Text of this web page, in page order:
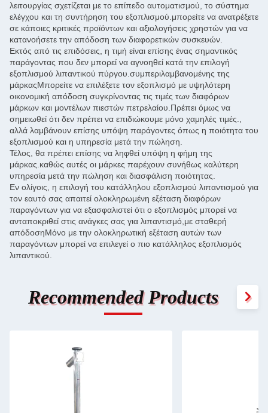
λειτουργίας σχετίζεται με το επίπεδο αυτοματισμού, το σύστημα
ελέγχου και τη συντήρηση του εξοπλισμού.μπορείτε να ανατρέξετε
σε κάποιες κριτικές προϊόντων και αξιολογήσεις χρηστών για να
κατανοήσετε την απόδοση των διαφορετικών συσκευών.
Εκτός από τις επιδόσεις, η τιμή είναι επίσης ένας σημαντικός
παράγοντας που δεν μπορεί να αγνοηθεί κατά την επιλογή
εξοπλισμού λιπαντικού πύργου.συμπεριλαμβανομένης της
μάρκαςΜπορείτε να επιλέξετε τον εξοπλισμό με υψηλότερη
οικονομική απόδοση συγκρίνοντας τις τιμές των διαφόρων
μάρκων και μοντέλων πιεστών πετρελαίου.Πρέπει όμως να
σημειωθεί ότι δεν πρέπει να επιδιώκουμε μόνο χαμηλές τιμές.,
αλλά λαμβάνουν επίσης υπόψη παράγοντες όπως η ποιότητα του
εξοπλισμού και η υπηρεσία μετά την πώληση.
Τέλος, θα πρέπει επίσης να ληφθεί υπόψη η φήμη της
μάρκας.καθώς αυτές οι μάρκες παρέχουν συνήθως καλύτερη
υπηρεσία μετά την πώληση και διασφάλιση ποιότητας.
Εν ολίγοις, η επιλογή του κατάλληλου εξοπλισμού λιπαντισμού για
τον εαυτό σας απαιτεί ολοκληρωμένη εξέταση διαφόρων
παραγόντων για να εξασφαλιστεί ότι ο εξοπλισμός μπορεί να
ανταποκριθεί στις ανάγκες σας για λιπαντισμό,με σταθερή
απόδοσηΜόνο με την ολοκληρωτική εξέταση αυτών των
παραγόντων μπορεί να επιλεγεί ο πιο κατάλληλος εξοπλισμός
λιπαντικού.
Recommended Products